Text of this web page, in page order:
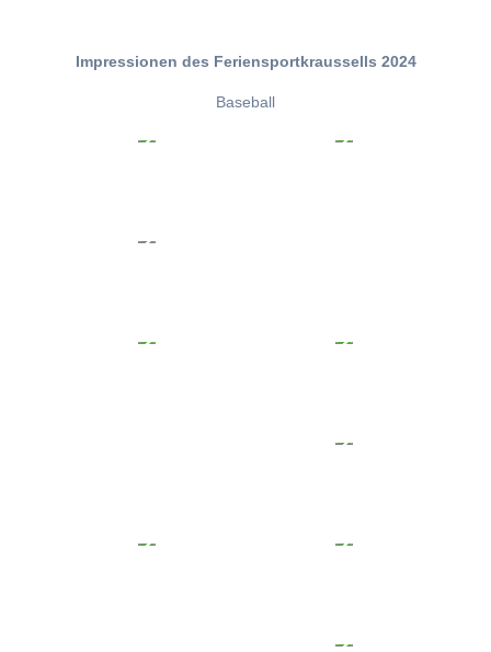
Impressionen des Feriensportkraussells 2024
Baseball